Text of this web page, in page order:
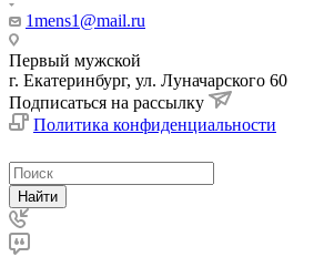
1mens1@mail.ru
Первый мужской
г. Екатеринбург, ул. Луначарского 60
Подписаться на рассылку
Политика конфиденциальности
Найти